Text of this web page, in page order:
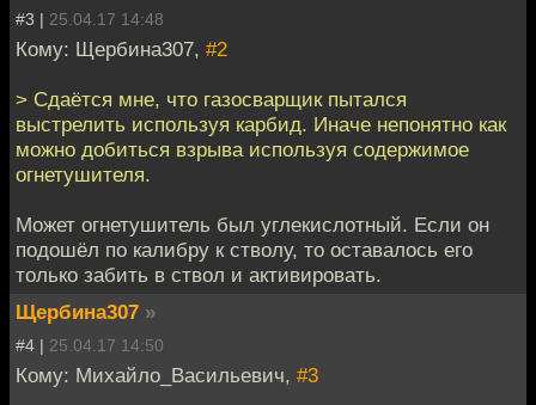
#3 | 25.04.17 14:48
Кому: Щербина307, #2
> Сдаётся мне, что газосварщик пытался
выстрелить используя карбид. Иначе непонятно как
можно добиться взрыва используя содержимое
огнетушителя.
Может огнетушитель был углекислотный. Если он
подошёл по калибру к стволу, то оставалось его
только забить в ствол и активировать.
Щербина307 »
#4 | 25.04.17 14:50
Кому: Михайло_Васильевич, #3